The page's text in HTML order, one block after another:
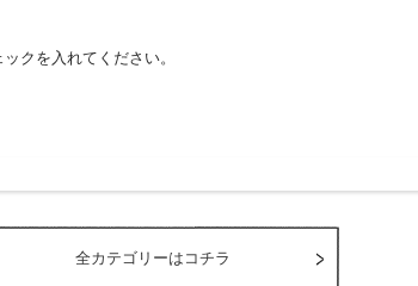
ックを入れてください。
全カテゴリーはコチラ